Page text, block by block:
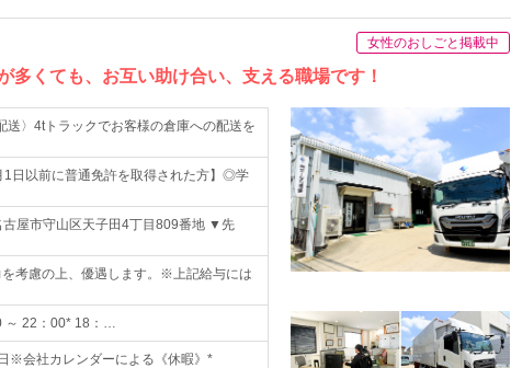
女性のおしごと掲載中
多くても、お互い助け合い、支える職場です！
送〉4tトラックでお客様の倉庫への配送を
1日以前に普通免許を取得された方】◎学
古屋市守山区天子田4丁目809番地 ▼先
考慮の上、優遇します。※上記給与には
～ 22：00* 18：…
会社カレンダーによる《休暇》*